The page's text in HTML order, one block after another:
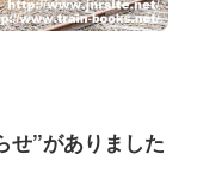
せ”がありました